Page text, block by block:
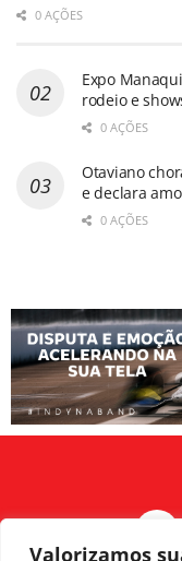
Valorizamos
0 AÇÕES
Expo
rodeio e
0 AÇÕES
Otaviano
e declara
0 AÇÕES